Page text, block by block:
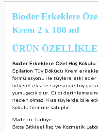
Bioder Erkeklere
Krem 2 x 100 ml
ÜRÜN
Bioder Erkeklere Özel Hoş Kokulu
Epilation Tüy Dökücü Krem
formülasyonu ile tüylere etki
bitkisel ekstre sayesinde tüy
yumuşacık olur. Cildi
neden olmaz. Kısa tüylerde bile
kokulu formüle sahiptir.
Made In Türkiye
Biota Bitkisel İlaç Ve Kozmetik